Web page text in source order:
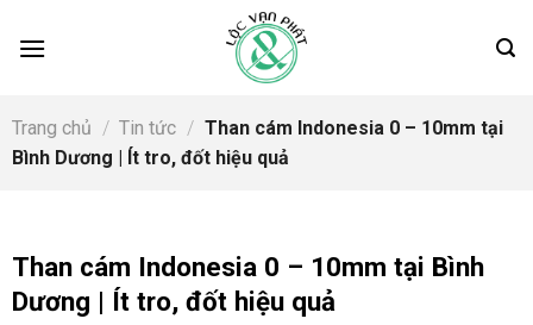
Trang chủ / Tin tức / Than cám Indonesia 0 – 10mm tại
Bình Dương | Ít tro, đốt hiệu quả
Than cám Indonesia 0 – 10mm tại Bình
Dương | Ít tro, đốt hiệu quả